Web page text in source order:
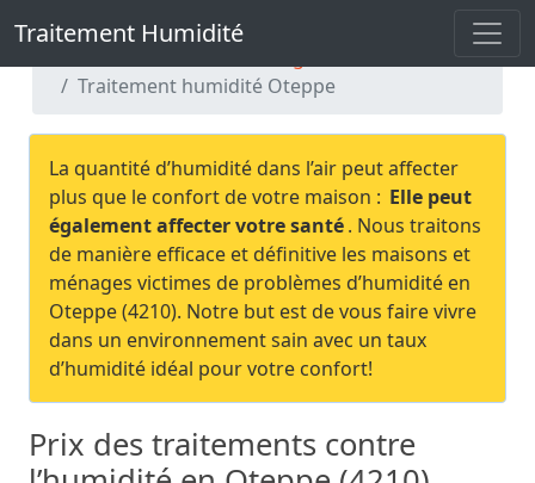
Traitement Humidité
Traitement Humidité
Traitement humidité Oteppe
La quantité d’humidité dans l’air peut affecter
plus que le confort de votre maison : Elle peut
également affecter votre santé. Nous traitons
de manière efficace et définitive les maisons et
ménages victimes de problèmes d’humidité en
Oteppe (4210). Notre but est de vous faire vivre
dans un environnement sain avec un taux
d’humidité idéal pour votre confort!
Prix des traitements contre